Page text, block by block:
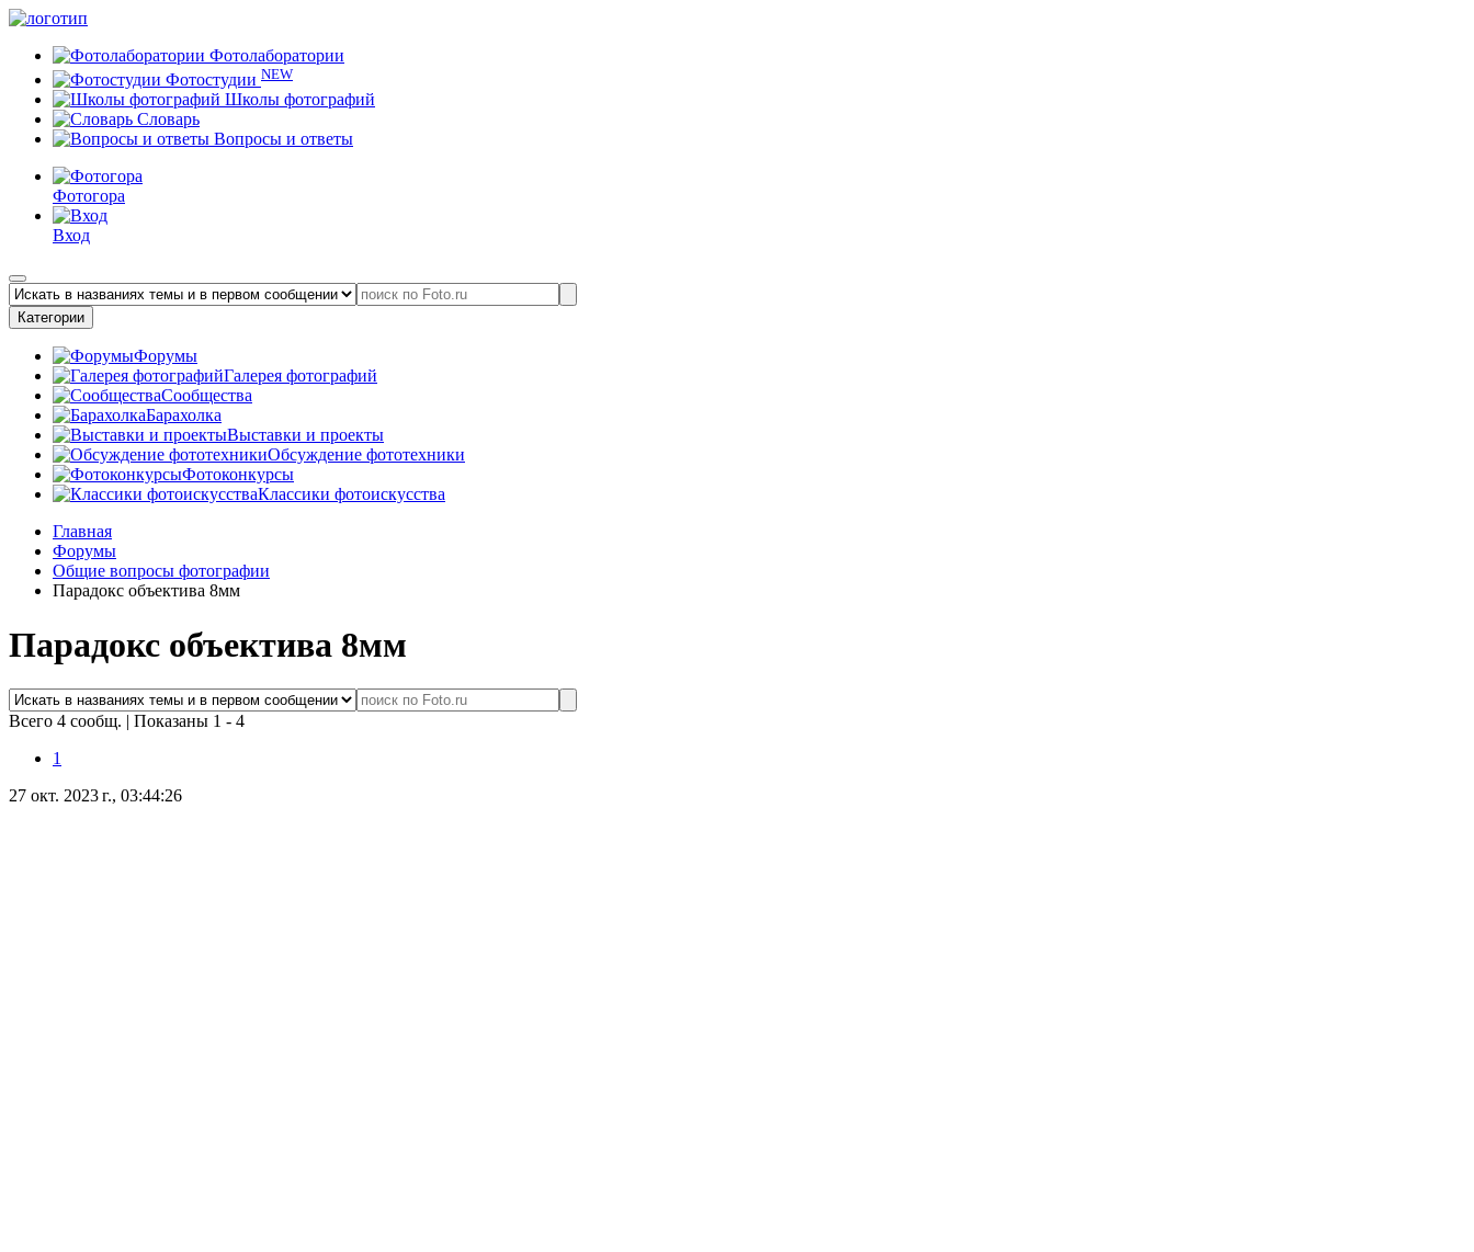
Фотолаборатории
Фотостудии NEW
Школы фотографий
Словарь
Вопросы и ответы
Фотогора
Вход
Категории
Форумы
Галерея фотографий
Сообщества
Барахолка
Выставки и проекты
Обсуждение фототехники
Фотоконкурсы
Классики фотоискусства
Главная
Форумы
Общие вопросы фотографии
Парадокс объектива 8мм
Парадокс объектива 8мм
Всего 4 сообщ. | Показаны 1 - 4
1
27 окт. 2023 г., 03:44:26